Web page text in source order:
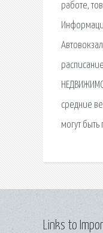
работе,
средние
могут
Links to